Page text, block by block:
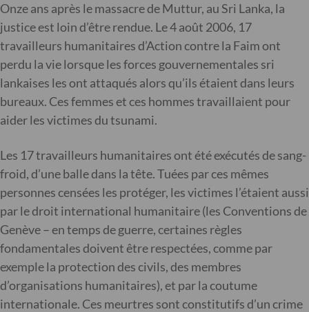
Onze ans après le massacre de Muttur, au Sri Lanka, la
justice est loin d’être rendue. Le 4 août 2006, 17
travailleurs humanitaires d’Action contre la Faim ont
perdu la vie lorsque les forces gouvernementales sri
lankaises les ont attaqués alors qu’ils étaient dans leurs
bureaux. Ces femmes et ces hommes travaillaient pour
aider les victimes du tsunami.
Les 17 travailleurs humanitaires ont été exécutés de sang-
froid, d’une balle dans la tête. Tuées par ces mêmes
personnes censées les protéger, les victimes l’étaient aussi
par le droit international humanitaire (les Conventions de
Genève – en temps de guerre, certaines règles
fondamentales doivent être respectées, comme par
exemple la protection des civils, des membres
d’organisations humanitaires), et par la coutume
internationale. Ces meurtres sont constitutifs d’un crime